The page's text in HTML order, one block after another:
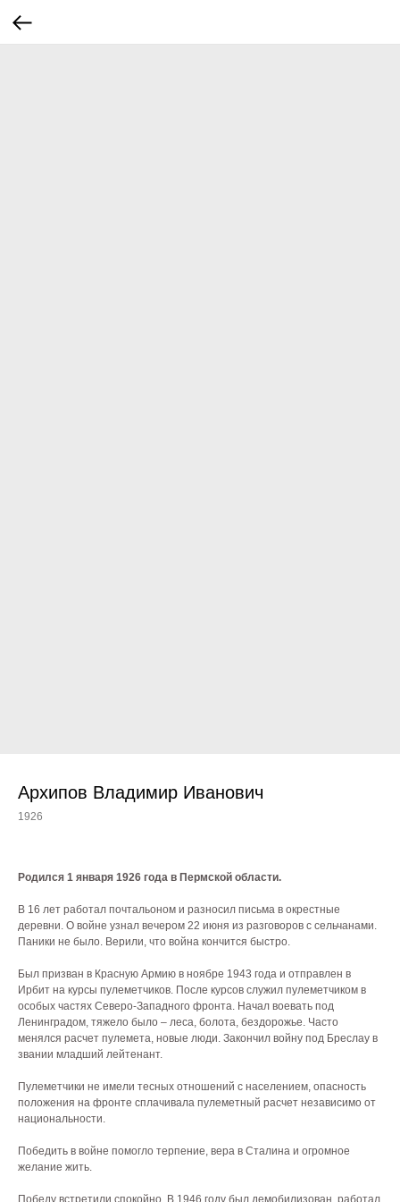
Архипов Владимир Иванович
1926
Родился 1 января 1926 года в Пермской области.
В 16 лет работал почтальоном и разносил письма в окрестные
деревни. О войне узнал вечером 22 июня из разговоров с сельчанами.
Паники не было. Верили, что война кончится быстро.
Был призван в Красную Армию в ноябре 1943 года и отправлен в
Ирбит на курсы пулеметчиков. После курсов служил пулеметчиком в
особых частях Северо-Западного фронта. Начал воевать под
Ленинградом, тяжело было – леса, болота, бездорожье. Часто
менялся расчет пулемета, новые люди. Закончил войну под Бреслау в
звании младший лейтенант.
Пулеметчики не имели тесных отношений с населением, опасность
положения на фронте сплачивала пулеметный расчет независимо от
национальности.
Победить в войне помогло терпение, вера в Сталина и огромное
желание жить.
Победу встретили спокойно. В 1946 году был демобилизован, работал